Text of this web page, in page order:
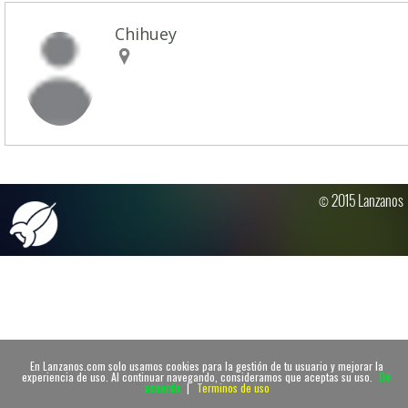
En Lanzanos.com solo usamos cookies para la gestión de tu usuario y mejorar la
experiencia de uso. Al continuar navegando, consideramos que aceptas su uso. De
acuerdo | Terminos de uso
Chihuey
© 2015 Lanzanos